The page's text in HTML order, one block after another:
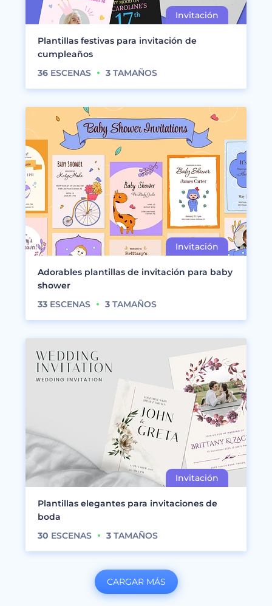
Plantillas festivas para invitación de
cumpleaños
36 ESCENAS 3 TAMAÑOS
Adorables plantillas de invitación para baby
shower
33 ESCENAS 3 TAMAÑOS
Plantillas elegantes para invitaciones de
boda
30 ESCENAS 3 TAMAÑOS
CARGAR MÁS